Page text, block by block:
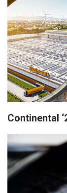
Continental